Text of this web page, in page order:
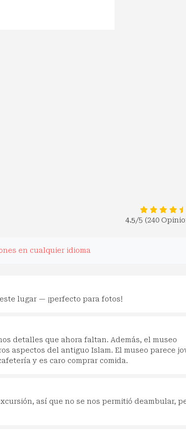
4.5/5 (240
en cualquier idioma
lugar — ¡perfecto para fotos!
detalles que ahora faltan. Además, el museo
aspectos del antiguo Islam. El museo parece
y es caro comprar comida.
así que no se nos permitió deambular,